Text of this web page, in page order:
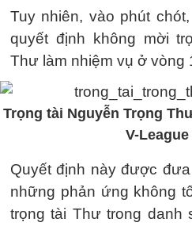
Tuy nhiên, vào phút
quyết định không mời
Thư làm nhiệm vụ ở vòng
Trọng tài Nguyễn Trọng
V-League
Quyết định này được
những phản ứng không
trọng tài Thư trong danh